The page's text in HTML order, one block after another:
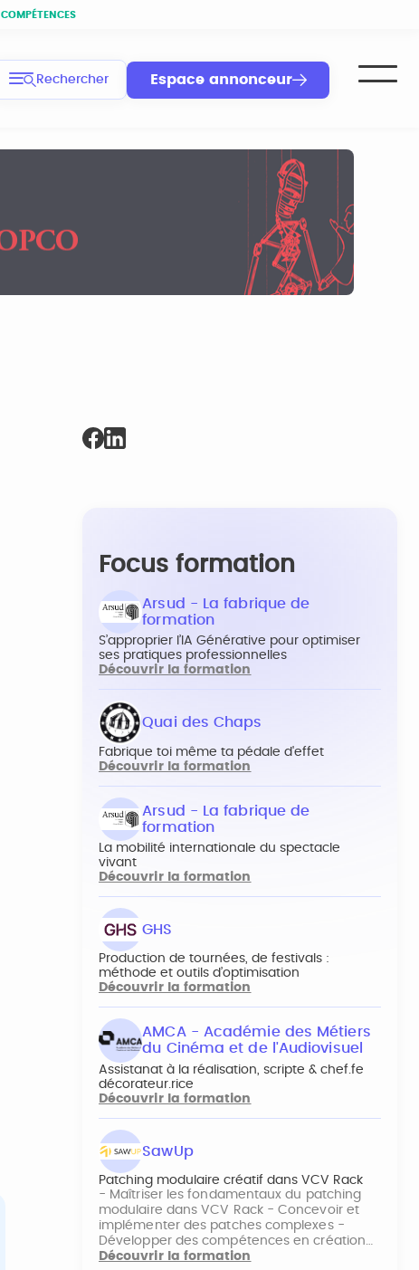
COMPÉTENCES
Rechercher Espace annonceur
Focus formation
Arsud - La fabrique de
formation
S’approprier l’IA Générative pour optimiser
ses pratiques professionnelles
Découvrir la formation
Quai des Chaps
Fabrique toi même ta pédale d'effet
Découvrir la formation
Arsud - La fabrique de
formation
La mobilité internationale du spectacle
vivant
Découvrir la formation
GHS
Production de tournées, de festivals :
méthode et outils d’optimisation
Découvrir la formation
AMCA - Académie des Métiers
du Cinéma et de l'Audiovisuel
Assistanat à la réalisation, scripte & chef.fe
décorateur.rice
Découvrir la formation
SawUp
Patching modulaire créatif dans VCV Rack
- Maîtriser les fondamentaux du patching
modulaire dans VCV Rack - Concevoir et
implémenter des patches complexes -
Développer des compétences en création…
Découvrir la formation